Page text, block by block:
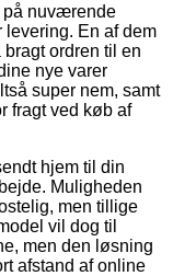
på nuværende
En af dem
ordren til en
nye varer
super nem, samt
fragt ved køb af
hjem til din
Muligheden
men tillige
vil dog til
men den løsning
afstand af online